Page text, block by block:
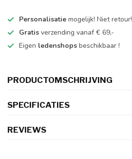
Personalisatie mogelijk! Niet retour!
Gratis verzending vanaf € 69,-
Eigen ledenshops beschikbaar !
PRODUCTOMSCHRIJVING
SPECIFICATIES
REVIEWS